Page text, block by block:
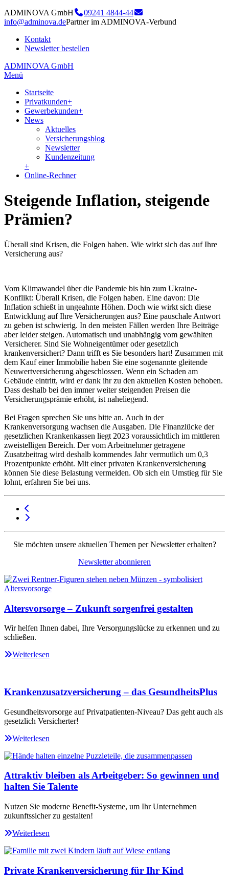
ADMINOVA GmbH
09241 4844-44
info@adminova.dePartner im ADMINOVA-Verbund
Kontakt
Newsletter bestellen
ADMINOVA GmbH
Menü
Startseite
Privatkunden+
Gewerbekunden+
News
Aktuelles
Versicherungsblog
Newsletter
Kundenzeitung
+
Online-Rechner
Steigende Inflation, steigende
Prämien?
Überall sind Krisen, die Folgen haben. Wie wirkt sich das auf Ihre
Versicherung aus?
Vom Klimawandel über die Pandemie bis hin zum Ukraine-
Konflikt: Überall Krisen, die Folgen haben. Eine davon: Die
Inflation schießt in ungeahnte Höhen. Doch wie wirkt sich diese
Entwicklung auf Ihre Versicherungen aus? Eine pauschale Antwort
zu geben ist schwierig. In den meisten Fällen werden Ihre Beiträge
aber leider steigen. Automatisch und unabhängig vom gewählten
Versicherer. Sind Sie Wohneigentümer oder gesetzlich
krankenversichert? Dann trifft es Sie besonders hart! Zusammen mit
dem Kauf einer Immobilie haben Sie eine sogenannte gleitende
Neuwertversicherung abgeschlossen. Wenn ein Schaden am
Gebäude eintritt, wird er dank ihr zu den aktuellen Kosten behoben.
Dass deshalb bei den immer weiter steigenden Preisen die
Versicherungsprämie erhöht, ist naheliegend.
Bei Fragen sprechen Sie uns bitte an. Auch in der
Krankenversorgung wachsen die Ausgaben. Die Finanzlücke der
gesetzlichen Krankenkassen liegt 2023 voraussichtlich im mittleren
zweistelligen Bereich. Der vom Arbeitnehmer getragene
Zusatzbeitrag wird deshalb kommendes Jahr vermutlich um 0,3
Prozentpunkte erhöht. Mit einer privaten Krankenversicherung
können Sie diese Belastung vermeiden. Ob sich ein Umstieg für Sie
lohnt, erfahren Sie bei uns.
Sie möchten unsere aktuellen Themen per Newsletter erhalten?
Newsletter abonnieren
Altersvorsorge – Zukunft sorgenfrei gestalten
Wir helfen Ihnen dabei, Ihre Versorgungslücke zu erkennen und zu
schließen.
Weiterlesen
Krankenzusatzversicherung – das GesundheitsPlus
Gesundheitsvorsorge auf Privatpatienten-Niveau? Das geht auch als
gesetzlich Versicherter!
Weiterlesen
Attraktiv bleiben als Arbeitgeber: So gewinnen und
halten Sie Talente
Nutzen Sie moderne Benefit-Systeme, um Ihr Unternehmen
zukunftssicher zu gestalten!
Weiterlesen
Private Krankenversicherung für Ihr Kind